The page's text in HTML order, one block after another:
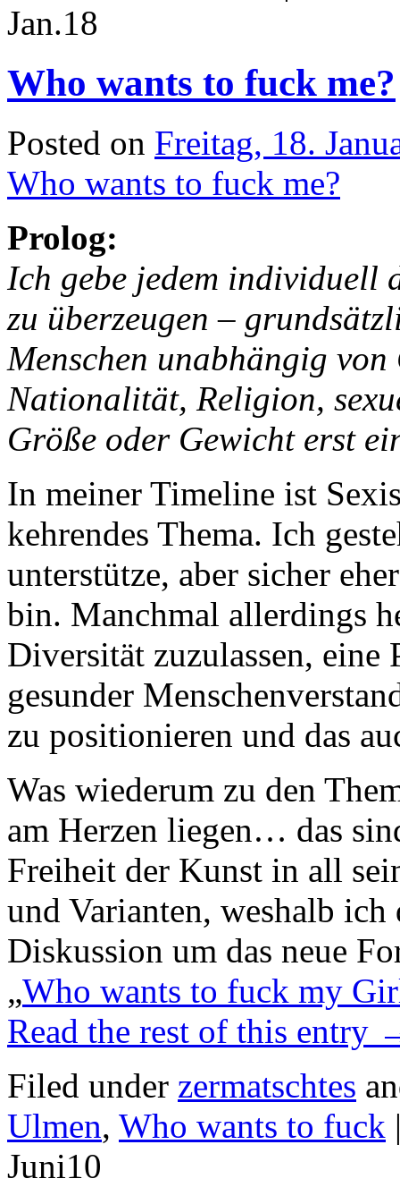
Jan.18
Who wants to fuck me?
Posted on Freitag, 18.
Who wants to fuck me?
Prolog:
Ich gebe jedem individuell
zu überzeugen –
Menschen unabhängig
Nationalität, Religion,
Größe oder Gewicht erst
In meiner Timeline ist
kehrendes Thema. Ich
unterstütze, aber sicher
bin. Manchmal allerdings
Diversität zuzulassen, eine
gesunder
zu positionieren und das
Was wiederum zu den
am Herzen liegen… das
Freiheit der Kunst in all
und Varianten, weshalb
Diskussion um das neue
„Who wants to fuck my
Read the rest of this entry
Filed under zermatschtes
Ulmen, Who wants to fuck
Juni10